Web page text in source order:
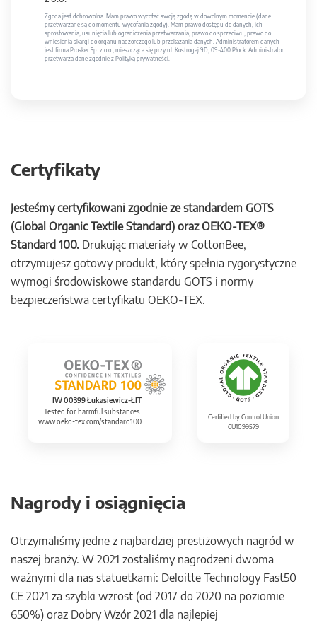
Zgoda jest dobrowolna. Mam prawo wycofać swoją zgodę w dowolnym momencie (dane
przetwarzane są do momentu wycofania zgody). Mam prawo dostępu do danych, ich
sprostowania, usunięcia lub ograniczenia przetwarzania, prawo do sprzeciwu, prawo do
wniesienia skargi do organu nadzorczego lub przekazania danych. Administratorem danych
jest firma Prosker Sp. z o.o., mieszcząca się przy ul. Kostrogaj 9D, 09-400 Płock. Administrator
przetwarza dane zgodnie z Polityką prywatności.
Certyfikaty
Jesteśmy certyfikowani zgodnie ze standardem GOTS
(Global Organic Textile Standard) oraz OEKO-TEX®
Standard 100. Drukując materiały w CottonBee,
otrzymujesz gotowy produkt, który spełnia rygorystyczne
wymogi środowiskowe standardu GOTS i normy
bezpieczeństwa certyfikatu OEKO-TEX.
IW 00399 Łukasiewicz-ŁIT
Tested for harmful substances.
www.oeko-tex.com/standard100
Certified by Control Union
CU1099579
Nagrody i osiągnięcia
Otrzymaliśmy jedne z najbardziej prestiżowych nagród w
naszej branży. W 2021 zostaliśmy nagrodzeni dwoma
ważnymi dla nas statuetkami: Deloitte Technology Fast50
CE 2021 za szybki wzrost (od 2017 do 2020 na poziomie
650%) oraz Dobry Wzór 2021 dla najlepiej